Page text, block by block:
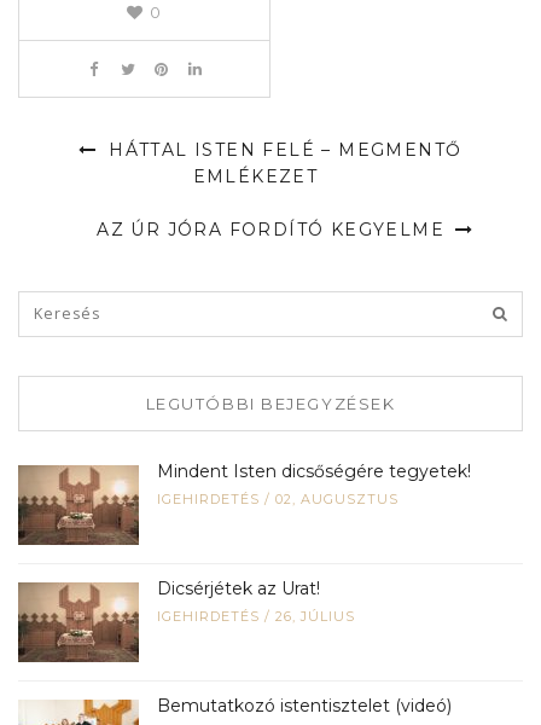
0
HÁTTAL ISTEN FELÉ – MEGMENTŐ
EMLÉKEZET
AZ ÚR JÓRA FORDÍTÓ KEGYELME
LEGUTÓBBI BEJEGYZÉSEK
Mindent Isten dicsőségére tegyetek!
IGEHIRDETÉS / 02, AUGUSZTUS
Dicsérjétek az Urat!
IGEHIRDETÉS / 26, JÚLIUS
Bemutatkozó istentisztelet (videó)